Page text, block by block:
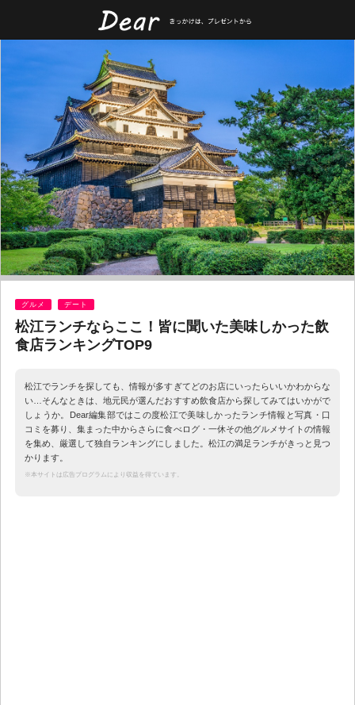
グルメ デート
松江ランチならここ！皆に聞いた美味しかった飲
食店ランキングTOP9
松江でランチを探しても、情報が多すぎてどのお店にいったらいいかわからな
い…そんなときは、地元民が選んだおすすめ飲食店から探してみてはいかがで
しょうか。Dear編集部ではこの度松江で美味しかったランチ情報と写真・口
コミを募り、集まった中からさらに食べログ・一休その他グルメサイトの情報
を集め、厳選して独自ランキングにしました。松江の満足ランチがきっと見つ
かります。
※本サイトは広告プログラムにより収益を得ています。